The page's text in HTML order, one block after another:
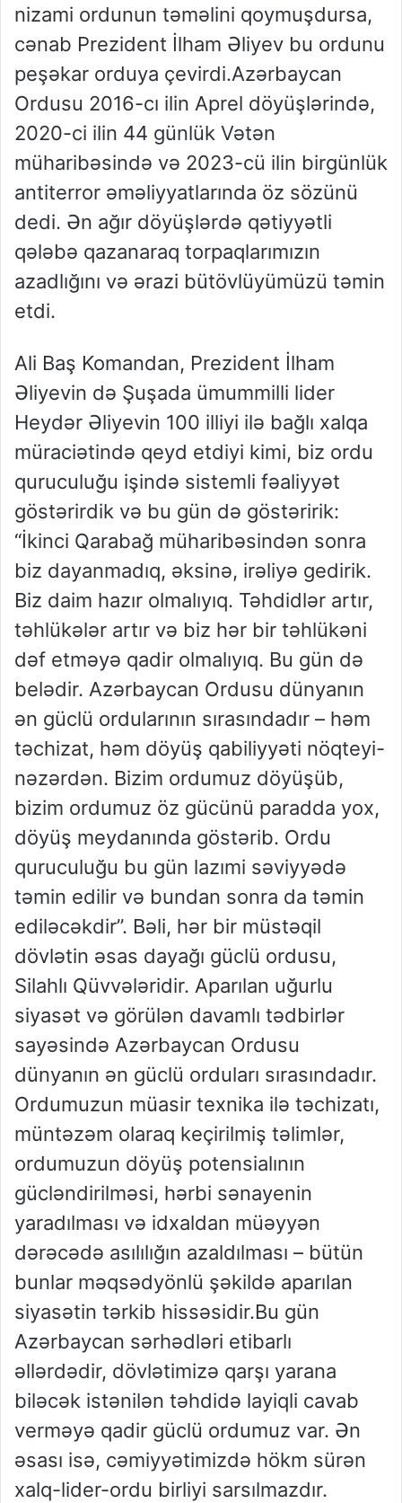
nizami ordunun təməlini qoymuşdursa,
cənab Prezident İlham Əliyev bu ordunu
peşəkar orduya çevirdi.Azərbaycan
Ordusu 2016-cı ilin Aprel döyüşlərində,
2020-ci ilin 44 günlük Vətən
müharibəsində və 2023-cü ilin birgünlük
antiterror əməliyyatlarında öz sözünü
dedi. Ən ağır döyüşlərdə qətiyyətli
qələbə qazanaraq torpaqlarımızın
azadlığını və ərazi bütövlüyümüzü təmin
etdi.
Ali Baş Komandan, Prezident İlham
Əliyevin də Şuşada ümummilli lider
Heydər Əliyevin 100 illiyi ilə bağlı xalqa
müraciətində qeyd etdiyi kimi, biz ordu
quruculuğu işində sistemli fəaliyyət
göstərirdik və bu gün də göstəririk:
“İkinci Qarabağ müharibəsindən sonra
biz dayanmadıq, əksinə, irəliyə gedirik.
Biz daim hazır olmalıyıq. Təhdidlər artır,
təhlükələr artır və biz hər bir təhlükəni
dəf etməyə qadir olmalıyıq. Bu gün də
belədir. Azərbaycan Ordusu dünyanın
ən güclü ordularının sırasındadır – həm
təchizat, həm döyüş qabiliyyəti nöqteyi-
nəzərdən. Bizim ordumuz döyüşüb,
bizim ordumuz öz gücünü paradda yox,
döyüş meydanında göstərib. Ordu
quruculuğu bu gün lazımi səviyyədə
təmin edilir və bundan sonra da təmin
ediləcəkdir”. Bəli, hər bir müstəqil
dövlətin əsas dayağı güclü ordusu,
Silahlı Qüvvələridir. Aparılan uğurlu
siyasət və görülən davamlı tədbirlər
sayəsində Azərbaycan Ordusu
dünyanın ən güclü orduları sırasındadır.
Ordumuzun müasir texnika ilə təchizatı,
müntəzəm olaraq keçirilmiş təlimlər,
ordumuzun döyüş potensialının
gücləndirilməsi, hərbi sənayenin
yaradılması və idxaldan müəyyən
dərəcədə asılılığın azaldılması – bütün
bunlar məqsədyönlü şəkildə aparılan
siyasətin tərkib hissəsidir.Bu gün
Azərbaycan sərhədləri etibarlı
əllərdədir, dövlətimizə qarşı yarana
biləcək istənilən təhdidə layiqli cavab
verməyə qadir güclü ordumuz var. Ən
əsası isə, cəmiyyətimizdə hökm sürən
xalq-lider-ordu birliyi sarsılmazdır.